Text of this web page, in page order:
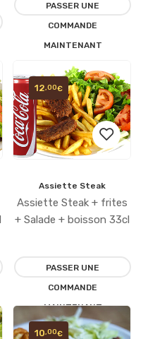
d’envies
PASSER UNE
COMMANDE
MAINTENANT
Ajouter
à la
d’envies
Assiette Steak
Assiette Steak + frites
+ Salade + boisson 33cl
12 ,00€
PASSER UNE
COMMANDE
MAINTENANT
10 ,00€